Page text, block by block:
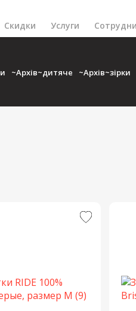
Скидки Услуги
~Архів~дитяче ~Архів~зірки